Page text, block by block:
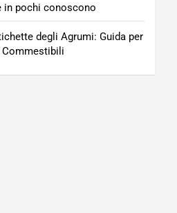
in pochi conoscono
degli Agrumi: Guida per
Commestibili